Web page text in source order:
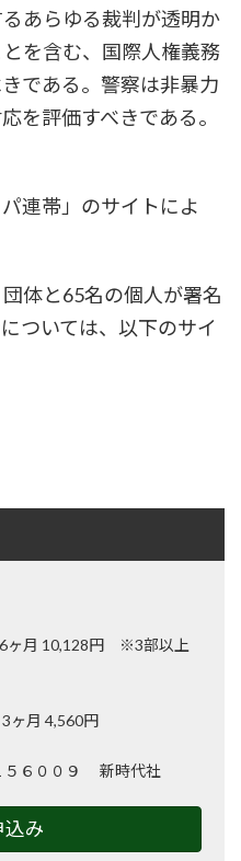
あらゆる裁判が透明か
を含む、国際人権義務
である。警察は非暴力
を評価すべきである。
連帯」のサイトによ
体と65名の個人が署名
ついては、以下のサイ
6ヶ月 10,128円 ※3部以上
ヶ月 4,560円
５６００９ 新時代社
込み